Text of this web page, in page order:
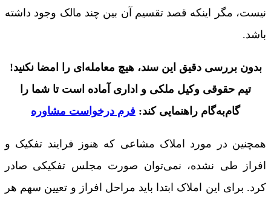
نیست، مگر اینکه قصد تقسیم آن بین چند مالک وجود داشته
باشد.
بدون بررسی دقیق این سند، هیچ معامله‌ای را امضا نکنید!
تیم حقوقی وکیل ملکی و اداری آماده است تا شما را
گام‌به‌گام راهنمایی کند: فرم درخواست مشاوره
همچنین در مورد املاک مشاعی که هنوز فرایند تفکیک و
افراز طی نشده، نمی‌توان صورت مجلس تفکیکی صادر
کرد. برای این املاک ابتدا باید مراحل افراز و تعیین سهم هر